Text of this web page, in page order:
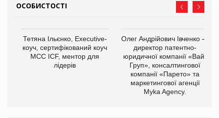
ОСОБИСТОСТІ
Тетяна Ільєнко, Executive-
коуч, сертифікований коуч
МСС ICF, ментор для
лідерів
Олег Андрійович Івченко —
директор патентно-
юридичної компанії «Вайз
Груп», консалтингової
компанії «Парето» та
маркетингової агенції
Myka Agency.